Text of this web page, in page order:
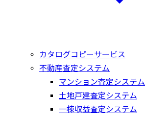
カタログコピーサービス
不動産査定システム
マンション査定システム
土地戸建査定システム
一棟収益査定システム